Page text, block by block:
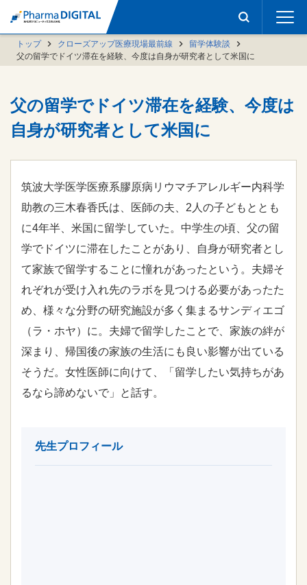
トップ クローズアップ医療現場最前線
留学体験談
父の留学でドイツ滞在を経験、今度は自身が研究者として米国に
父の留学でドイツ滞在を経験、今度は
自身が研究者として米国に
筑波大学医学医療系膠原病リウマチアレルギー内科学
助教の三木春香氏は、医師の夫、2人の子どもととも
に4年半、米国に留学していた。中学生の頃、父の留
学でドイツに滞在したことがあり、自身が研究者とし
て家族で留学することに憧れがあったという。夫婦そ
れぞれが受け入れ先のラボを見つける必要があったた
め、様々な分野の研究施設が多く集まるサンディエゴ
（ラ・ホヤ）に。夫婦で留学したことで、家族の絆が
深まり、帰国後の家族の生活にも良い影響が出ている
そうだ。女性医師に向けて、「留学したい気持ちがあ
るなら諦めないで」と話す。
先生プロフィール